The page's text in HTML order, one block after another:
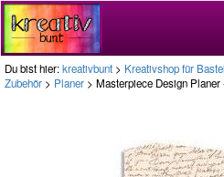
Du bist hier:kreativbunt > Kreativshop für
Zubehör > Planer > Masterpiece Design